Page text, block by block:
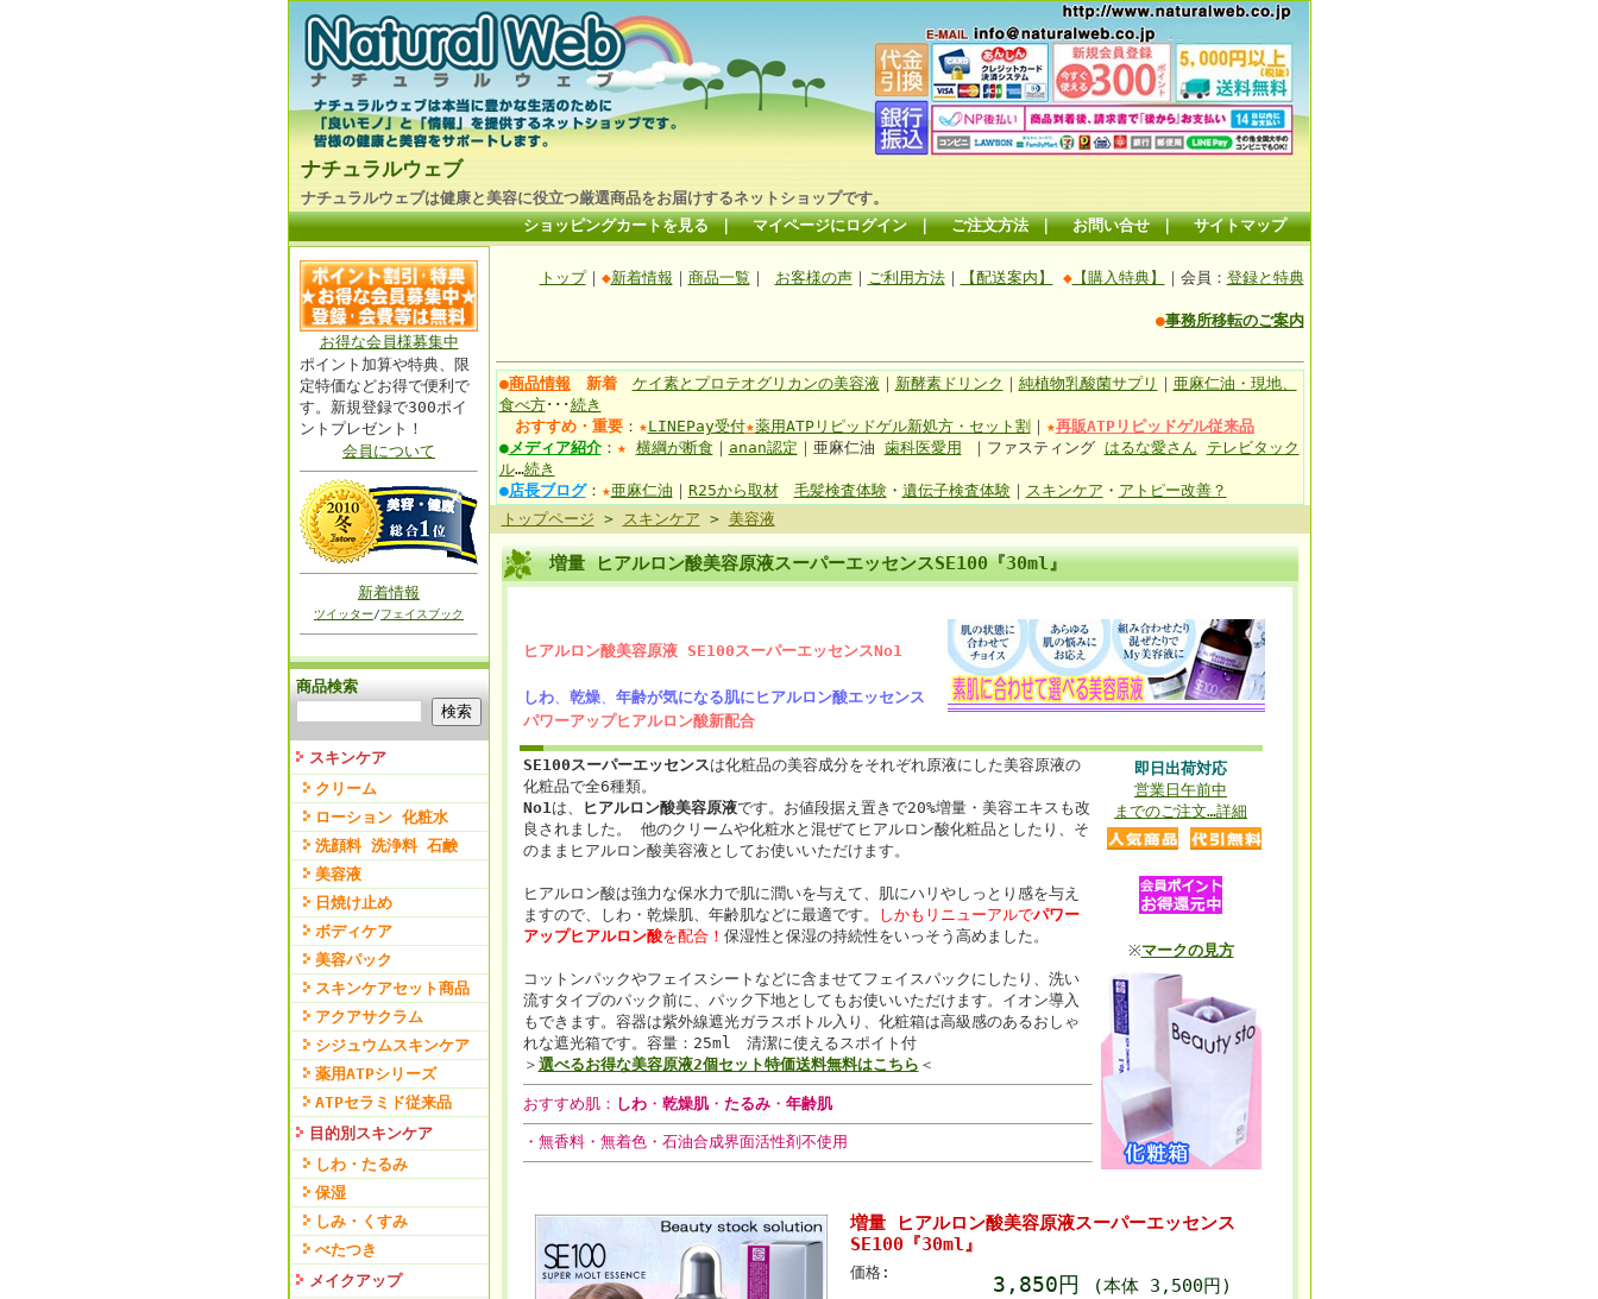
ナチュラルウェブ
ナチュラルウェブは健康と美容に役立つ厳選商品をお届けするネットショップです。
ショッピングカートを見る｜ マイページにログイン｜ ご注文方法｜ お問い合せ｜ サイトマップ
お得な会員様募集中
ポイント加算や特典、限
定特価などお得で便利で
す。新規登録で300ポイ
ントプレゼント！
会員について
新着情報
ツイッター/フェイスブック
商品検索
スキンケア
クリーム
ローション 化粧水
洗顔料 洗浄料 石鹸
美容液
日焼け止め
ボディケア
美容パック
スキンケアセット商品
アクアサクラム
シジュウムスキンケア
薬用ATPシリーズ
ATPセラミド従来品
目的別スキンケア
しわ・たるみ
保湿
しみ・くすみ
べたつき
メイクアップ
トップ｜ ◆新着情報 ｜ 商品一覧 ｜ お客様の声｜ ご利用方法｜ 【配送案内】 ◆【購入特典】 ｜会員： 登録と特典
●事務所移転のご案内
●商品情報 新着 ケイ素とプロテオグリカンの美容液 ｜ 新酵素ドリンク ｜ 純植物乳酸菌サプリ ｜ 亜麻仁油・現地、
食べ方･･･続き
おすすめ・重要： ★LINEPay受付★薬用ATPリピッドゲル新処方・セット割 ｜ ★再販ATPリピッドゲル従来品
●メディア紹介： ★ 横綱が断食 ｜ anan認定 ｜亜麻仁油 歯科医愛用 ｜ファスティング はるな愛さん
テレビタック
ル…続き
●店長ブログ： ★亜麻仁油 ｜ R25から取材 毛髪検査体験・ 遺伝子検査体験｜ スキンケア ・ アトピー改善？
トップページ > スキンケア > 美容液
増量 ヒアルロン酸美容原液スーパーエッセンスSE100『30ml』
ヒアルロン酸美容原液 SE100スーパーエッセンスNo1
しわ、 乾燥、 年齢が気になる肌にヒアルロン酸エッセンス
パワーアップヒアルロン酸新配合
SE100スーパーエッセンスは化粧品の美容成分をそれぞれ原液にした美容原液の
化粧品で全6種類。
No1は、 ヒアルロン酸美容原液です。お値段据え置きで20%増量・美容エキスも改
良されました。 他のクリームや化粧水と混ぜてヒアルロン酸化粧品としたり、そ
のままヒアルロン酸美容液としてお使いいただけます。
ヒアルロン酸は強力な保水力で肌に潤いを与えて、肌にハリやしっとり感を与え
ますので、しわ・乾燥肌、年齢肌などに最適です。
しかもリニューアルでパワー
アップヒアルロン酸を配合！ 保湿性と保湿の持続性をいっそう高めました。
コットンパックやフェイスシートなどに含ませてフェイスパックにしたり、洗い
流すタイプのパック前に、パック下地としてもお使いいただけます。イオン導入
もできます。容器は紫外線遮光ガラスボトル入り、化粧箱は高級感のあるおしゃ
れな遮光箱です。容量：25ml 清潔に使えるスポイト付
＞ 選べるお得な美容原液2個セット特価送料無料はこちら ＜
おすすめ肌： しわ・ 乾燥肌・ たるみ・ 年齢肌
・無香料・無着色・石油合成界面活性剤不使用
即日出荷対応
営業日午前中
までのご注文…詳細
※マークの見方
増量 ヒアルロン酸美容原液スーパーエッセンス
SE100『30ml』
価格: 3,850円 (本体 3,500円)